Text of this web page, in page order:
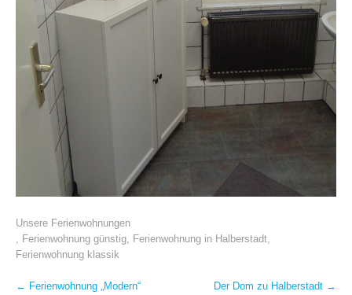
Unsere Ferienwohnungen
Ferienwohnung günstig Ferienwohnung in Halberstadt
Ferienwohnung klassik
Post
← Ferienwohnung „Modern“ Der Dom zu Halberstadt →